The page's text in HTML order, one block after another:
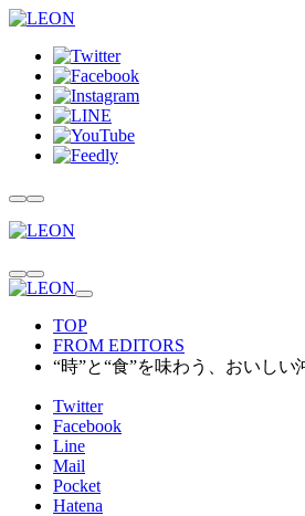
TOP
FROM EDITORS
“時”と“食”を味わう、おいしい
Twitter
Facebook
Line
Mail
Pocket
Hatena